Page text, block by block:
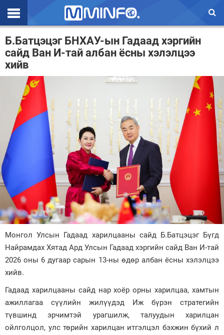
Эхлэл
Цаг агаар
Валют ханш
Улс төр
Эдийн засаг
Үзэл бодол
Спорт
Дэлхий
Энтертайнмэнт
Зурхай
Б.Батцэцэг БНХАУ-ын Гадаад хэргийн
сайд Ван И-тай албан ёсны хэлэлцээ
хийв
Монгол Улсын Гадаад харилцааны сайд Б.Батцэцэг Бүгд
Найрамдах Хятад Ард Улсын Гадаад хэргийн сайд Ван И-тай
2026 оны 6 дугаар сарын 13-ны өдөр албан ёсны хэлэлцээ
хийв.
Гадаад харилцааны сайд нар хоёр орны харилцаа, хамтын
ажиллагаа сүүлийн жилүүдэд Иж бүрэн стратегийн
түвшинд эрчимтэй урагшилж, талуудын харилцан
ойлголцол, улс төрийн харилцан итгэлцэл бэхжин бүхий л